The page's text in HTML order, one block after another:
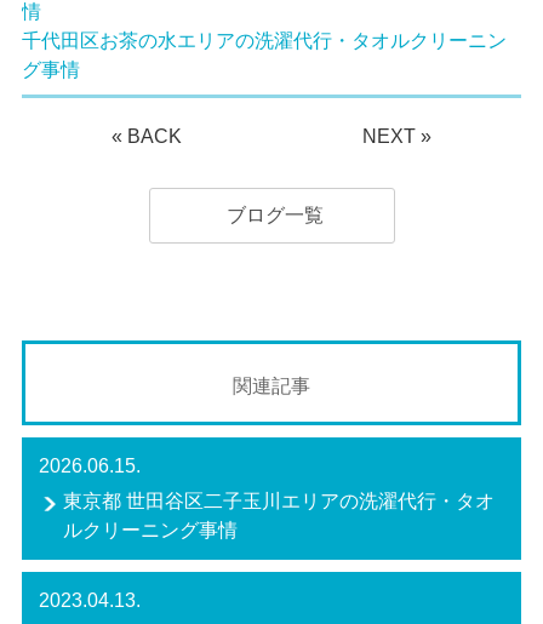
情
千代田区お茶の水エリアの洗濯代行・タオルクリーニン
グ事情
« BACK NEXT»
ブログ一覧
関連記事
2026.06.15.
東京都 世田谷区二子玉川エリアの洗濯代行・タオ
ルクリーニング事情
2023.04.13.